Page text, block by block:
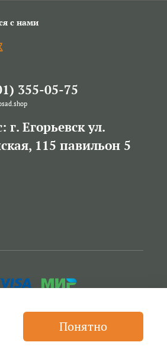
с нами
355-05-75
г. Егорьевск ул.
115 павильон 5
и другой техники, прокат
Понятно